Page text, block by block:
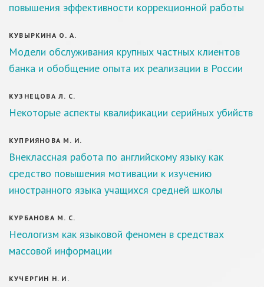
повышения эффективности коррекционной работы
КУВЫРКИНА О. А.
Модели обслуживания крупных частных клиентов
банка и обобщение опыта их реализации в России
КУЗНЕЦОВА Л. С.
Некоторые аспекты квалификации серийных убийств
КУПРИЯНОВА М. И.
Внеклассная работа по английскому языку как
средство повышения мотивации к изучению
иностранного языка учащихся средней школы
КУРБАНОВА М. С.
Неологизм как языковой феномен в средствах
массовой информации
КУЧЕРГИН Н. И.